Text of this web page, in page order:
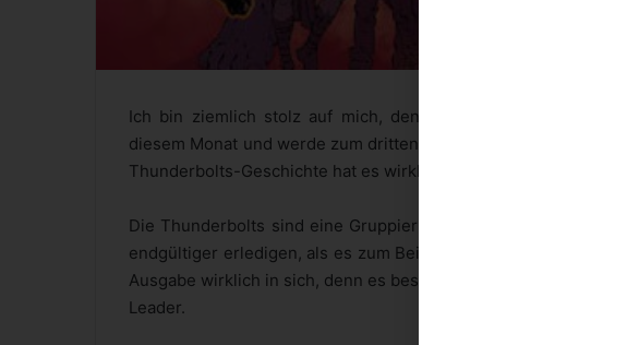
Ich bin ziemlich stolz auf mich, denn ich präsentiere mit
diesem Monat und werde zum dritten Mal sehr begeistert von
Thunderbolts-Geschichte hat es wirklich in sich und ist
Die Thunderbolts sind eine Gruppierung von Anti-Helden, die
endgültiger erledigen, als es zum Beispiel The Avengers
Ausgabe wirklich in sich, denn es besteht aus Roter Hulk,
Leader.